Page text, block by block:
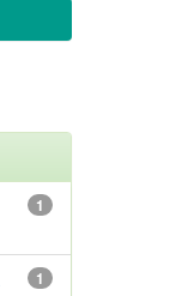
1
1